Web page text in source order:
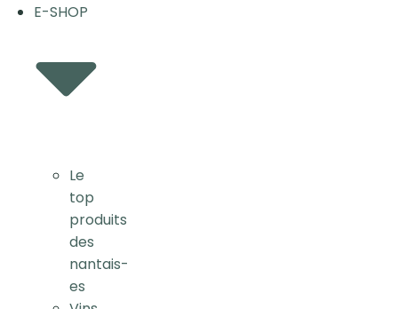
E-SHOP
Le
top
produits
des
nantais-
es